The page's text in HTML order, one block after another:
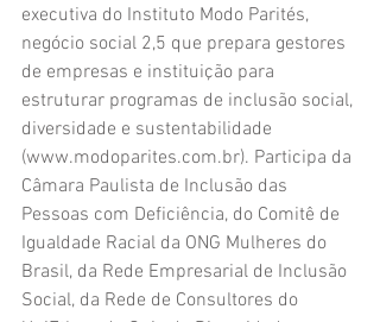
executiva do Instituto Modo Parités,
negócio social 2,5 que prepara gestores
de empresas e instituição para
estruturar programas de inclusão social,
diversidade e sustentabilidade
(www.modoparites.com.br). Participa da
Câmara Paulista de Inclusão das
Pessoas com Deficiência, do Comitê de
Igualdade Racial da ONG Mulheres do
Brasil, da Rede Empresarial de Inclusão
Social, da Rede de Consultores do